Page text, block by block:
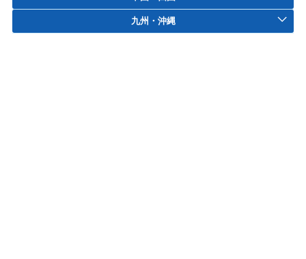
九州・沖縄